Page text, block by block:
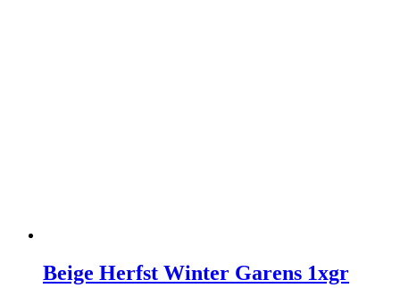
Beige Herfst Winter Garens 1xgr